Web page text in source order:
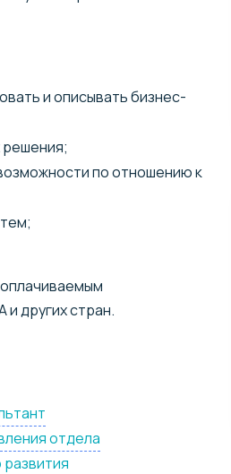
и описывать бизнес-
по отношению к
других стран.
отдела